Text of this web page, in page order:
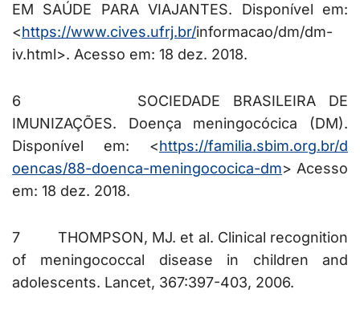
EM SAÚDE PARA VIAJANTES. Disponível em:
<https://www.cives.ufrj.br/informacao/dm/dm-
iv.html>. Acesso em: 18 dez. 2018.
6 SOCIEDADE BRASILEIRA DE
IMUNIZAÇÕES. Doença meningocócica (DM).
Disponível em: <https://familia.sbim.org.br/d
oencas/88-doenca-meningococica-dm> Acesso
em: 18 dez. 2018.
7
THOMPSON, MJ. et al. Clinical recognition
of meningococcal disease in children and
adolescents. Lancet, 367:397-403, 2006.